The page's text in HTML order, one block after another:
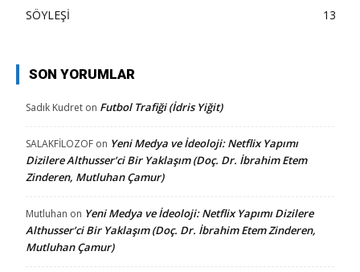
SÖYLEŞİ
13
SON YORUMLAR
Sadık Kudret on Futbol Trafiği (İdris Yiğit)
SALAKFİLOZOF on Yeni Medya ve İdeoloji: Netflix Yapımı
Dizilere Althusser’ci Bir Yaklaşım (Doç. Dr. İbrahim Etem
Zinderen, Mutluhan Çamur)
Mutluhan on Yeni Medya ve İdeoloji: Netflix Yapımı Dizilere
Althusser’ci Bir Yaklaşım (Doç. Dr. İbrahim Etem Zinderen,
Mutluhan Çamur)